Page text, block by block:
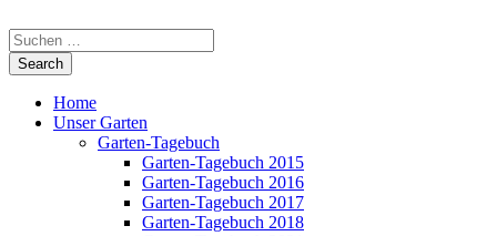
Home
Unser Garten
Garten-Tagebuch
Garten-Tagebuch 2015
Garten-Tagebuch 2016
Garten-Tagebuch 2017
Garten-Tagebuch 2018